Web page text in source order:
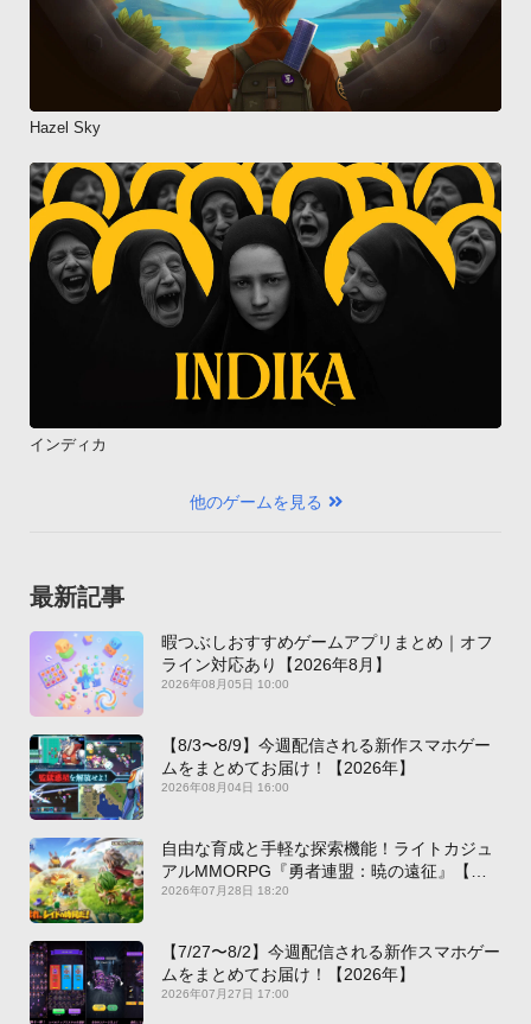
Hazel Sky
インディカ
他のゲームを見る
最新記事
暇つぶしおすすめゲームアプリまとめ｜オフ
ライン対応あり【2026年8月】
2026年08月05日 10:00
【8/3〜8/9】今週配信される新作スマホゲー
ムをまとめてお届け！【2026年】
2026年08月04日 16:00
自由な育成と手軽な探索機能！ライトカジュ
アルMMORPG『勇者連盟：暁の遠征』【最
新作PICKUP】
2026年07月28日 18:20
【7/27〜8/2】今週配信される新作スマホゲー
ムをまとめてお届け！【2026年】
2026年07月27日 17:00